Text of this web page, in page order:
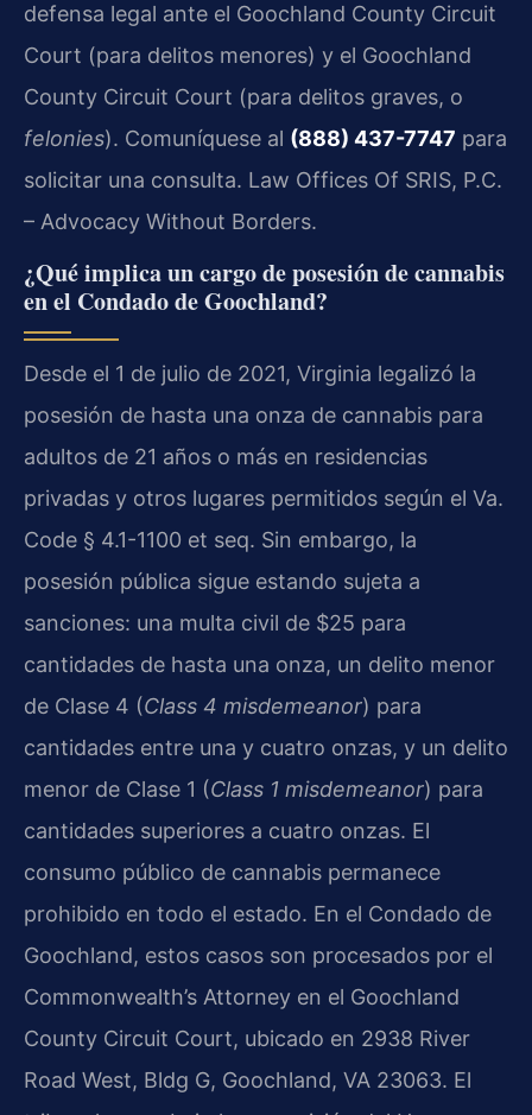
defensa legal ante el Goochland County Circuit
Court (para delitos menores) y el Goochland
County Circuit Court (para delitos graves, o
felonies). Comuníquese al (888) 437-7747 para
solicitar una consulta. Law Offices Of SRIS, P.C.
– Advocacy Without Borders.
¿Qué implica un cargo de posesión de cannabis
en el Condado de Goochland?
Desde el 1 de julio de 2021, Virginia legalizó la
posesión de hasta una onza de cannabis para
adultos de 21 años o más en residencias
privadas y otros lugares permitidos según el Va.
Code § 4.1-1100 et seq. Sin embargo, la
posesión pública sigue estando sujeta a
sanciones: una multa civil de $25 para
cantidades de hasta una onza, un delito menor
de Clase 4 (Class 4 misdemeanor) para
cantidades entre una y cuatro onzas, y un delito
menor de Clase 1 (Class 1 misdemeanor) para
cantidades superiores a cuatro onzas. El
consumo público de cannabis permanece
prohibido en todo el estado. En el Condado de
Goochland, estos casos son procesados por el
Commonwealth’s Attorney en el Goochland
County Circuit Court, ubicado en 2938 River
Road West, Bldg G, Goochland, VA 23063. El